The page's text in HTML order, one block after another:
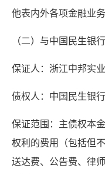
他表内外各项金融业
（二）与中国民生银
保证人：浙江中邦实
债权人：中国民生银
保证范围：主债权本
权利的费用（包括但
送达费、公告费、律